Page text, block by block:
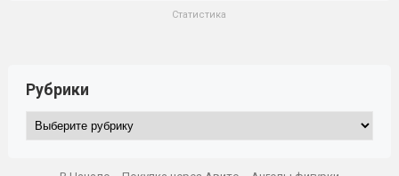
Статистика
Рубрики
Рубрики